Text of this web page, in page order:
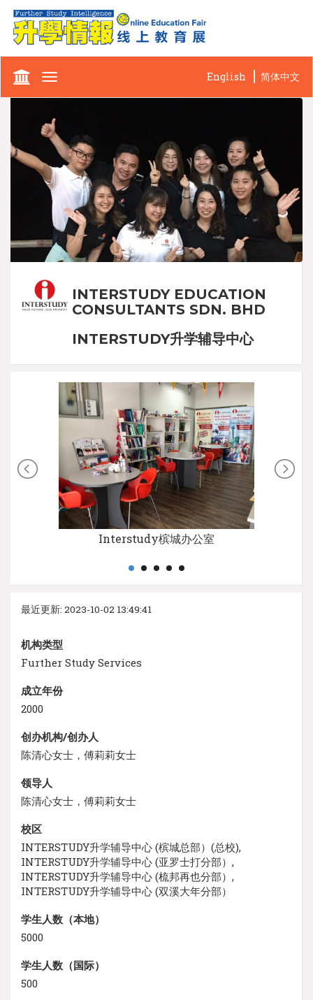
Toggle
English 简体中文
INTERSTUDY EDUCATION
CONSULTANTS SDN. BHD
INTERSTUDY升学辅导中心
Interstudy槟城办公室
最近更新: 2023-10-02 13:49:41
机构类型
Further Study Services
成立年份
2000
创办机构/创办人
陈清心女士，傅莉莉女士
领导人
陈清心女士，傅莉莉女士
校区
INTERSTUDY升学辅导中心 (槟城总部）(总校),
INTERSTUDY升学辅导中心 (亚罗士打分部）,
INTERSTUDY升学辅导中心 (梳邦再也分部）,
INTERSTUDY升学辅导中心 (双溪大年分部）
学生人数（本地）
5000
学生人数（国际）
500